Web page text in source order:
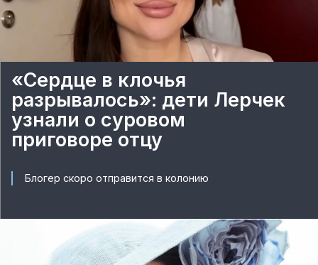
«Сердце в клочья
разрывалось»: дети Лерчек
узнали о суровом
приговоре отцу
Блогер скоро отправится в колонию